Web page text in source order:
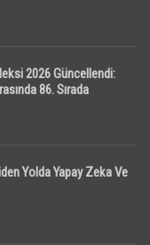
2026 Güncellendi:
86. Sırada
Yolda Yapay Zeka Ve